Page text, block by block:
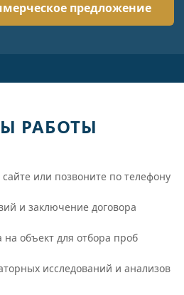
РАБОТЫ
сайте или позвоните по телефону
и заключение договора
на объект для отбора проб
исследований и анализов